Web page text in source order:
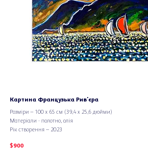
Картина Французька Рив'єра
Розміри – 100 х 65 см (39,4 х 25,6 дюйми)
Матеріали - полотно, олія
Рік створення – 2023
$900